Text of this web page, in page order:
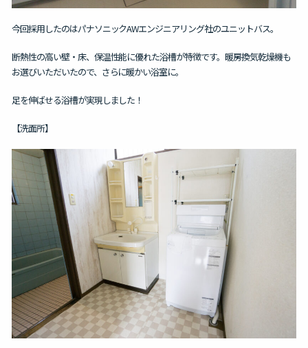
今回採用したのはパナソニックAWエンジニアリング社のユニットバス。
断熱性の高い壁・床、保温性能に優れた浴槽が特徴です。暖房換気乾燥機も
お選びいただいたので、さらに暖かい浴室に。
足を伸ばせる浴槽が実現しました！
【洗面所】